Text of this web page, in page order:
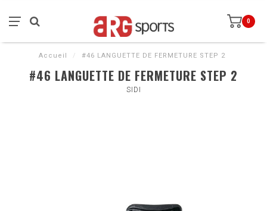
0
Accueil / #46 LANGUETTE DE FERMETURE STEP 2
#46 LANGUETTE DE FERMETURE STEP 2
SIDI